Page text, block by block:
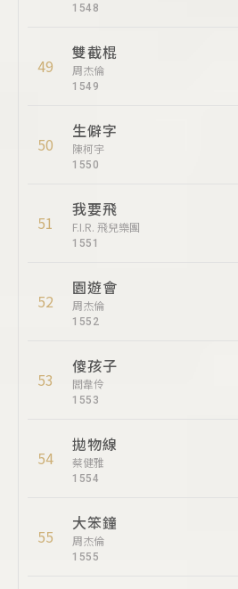
1548
49
雙截棍
周杰倫
1549
50
生僻字
陳柯宇
1550
51
我要飛
F.I.R. 飛兒樂團
1551
52
園遊會
周杰倫
1552
53
傻孩子
閻韋伶
1553
54
拋物線
蔡健雅
1554
55
大笨鐘
周杰倫
1555